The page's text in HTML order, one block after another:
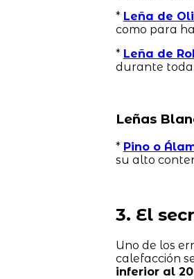
* Leña de
como para
* Leña de
durante toda
Leñas
* Pino o
su alto
3. El
Uno de los
calefacción
inferior al